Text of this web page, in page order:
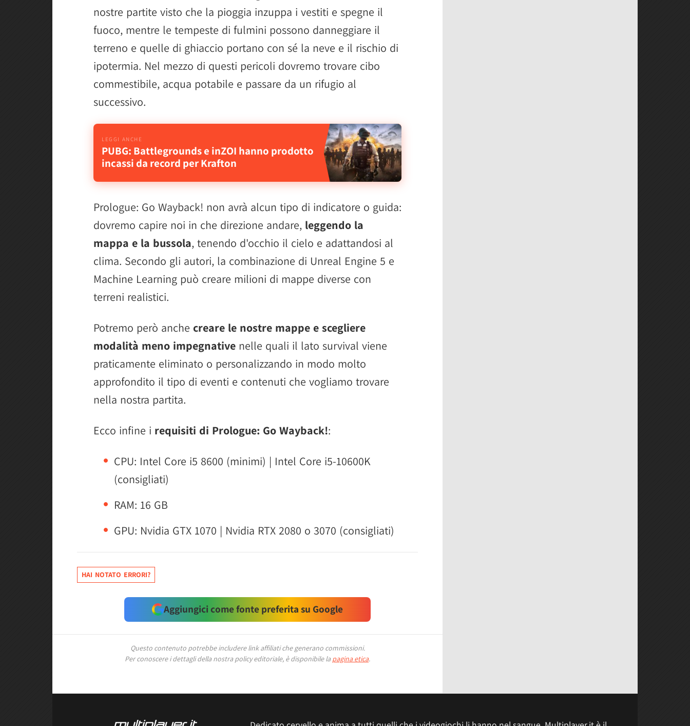
nostre partite visto che la pioggia inzuppa i vestiti e spegne il
fuoco, mentre le tempeste di fulmini possono danneggiare il
terreno e quelle di ghiaccio portano con sé la neve e il rischio di
ipotermia. Nel mezzo di questi pericoli dovremo trovare cibo
commestibile, acqua potabile e passare da un rifugio al
successivo.
PUBG: Battlegrounds e inZOI hanno prodotto
incassi da record per Krafton
Prologue: Go Wayback! non avrà alcun tipo di indicatore o guida:
dovremo capire noi in che direzione andare, leggendo la
mappa e la bussola, tenendo d'occhio il cielo e adattandosi al
clima. Secondo gli autori, la combinazione di Unreal Engine 5 e
Machine Learning può creare milioni di mappe diverse con
terreni realistici.
Potremo però anche creare le nostre mappe e scegliere
modalità meno impegnative nelle quali il lato survival viene
praticamente eliminato o personalizzando in modo molto
approfondito il tipo di eventi e contenuti che vogliamo trovare
nella nostra partita.
Ecco infine i requisiti di Prologue: Go Wayback!:
CPU: Intel Core i5 8600 (minimi) | Intel Core i5-10600K
(consigliati)
RAM: 16 GB
GPU: Nvidia GTX 1070 | Nvidia RTX 2080 o 3070 (consigliati)
HAI NOTATO ERRORI?
Aggiungici come fonte preferita su Google
Questo contenuto potrebbe includere link affiliati che generano commissioni.
Per conoscere i dettagli della nostra policy editoriale, è disponibile la pagina etica.